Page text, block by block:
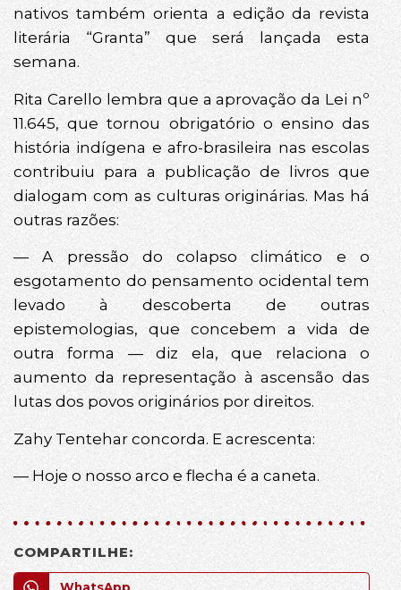
nativos também orienta a edição da revista
literária “Granta” que será lançada esta
semana.
Rita Carello lembra que a aprovação da Lei nº
11.645, que tornou obrigatório o ensino das
história indígena e afro-brasileira nas escolas
contribuiu para a publicação de livros que
dialogam com as culturas originárias. Mas há
outras razões:
— A pressão do colapso climático e o
esgotamento do pensamento ocidental tem
levado à descoberta de outras
epistemologias, que concebem a vida de
outra forma — diz ela, que relaciona o
aumento da representação à ascensão das
lutas dos povos originários por direitos.
Zahy Tentehar concorda. E acrescenta:
— Hoje o nosso arco e flecha é a caneta.
COMPARTILHE: